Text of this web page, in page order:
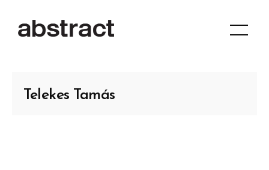
Telekes Tamás